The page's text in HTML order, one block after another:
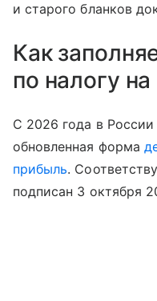
и старого бланков
Как
по налогу
С 2026 года в России
обновленная форма
прибыль.
подписан 3 октября